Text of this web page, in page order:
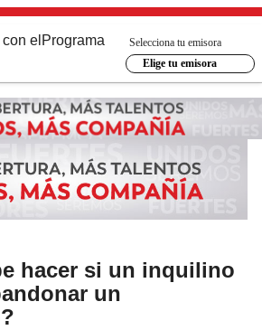
el Programa
Selecciona tu emisora
Elige tu emisora
hacer si un inquilino
un